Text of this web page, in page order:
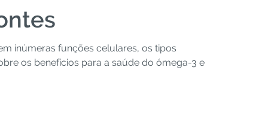
inúmeras funções celulares, os tipos
os benefícios para a saúde do ómega-3 e